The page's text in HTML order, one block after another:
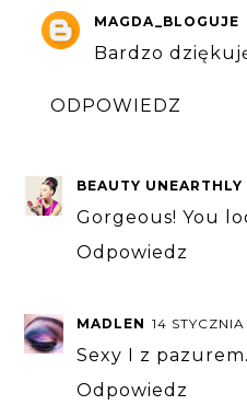
MAGDA_BLOGUJE
Bardzo
ODPOWIEDZ
BEAUTY UNEARTHLY
Gorgeous! You
Odpowiedz
MADLEN 14
Sexy I z pazurem.
Odpowiedz